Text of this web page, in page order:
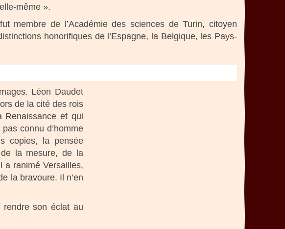
même ».
membre de l’Académie des sciences de Turin, citoyen
honorifiques de l’Espagne, la Belgique, les Pays-
Léon Daudet
de la cité des rois
et qui
connu d’homme
copies, la pensée
de la mesure, de la
a ranimé Versailles,
la bravoure. Il n’en
son éclat au